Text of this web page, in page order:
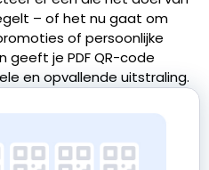
– of het nu gaat om
of persoonlijke
geeft je PDF QR-code
en opvallende uitstraling.